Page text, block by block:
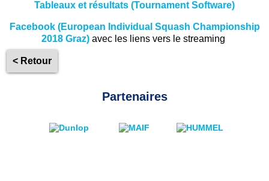
Tableaux et résultats (Tournament Software)
Facebook (European Individual Squash Championship
2018 Graz) avec les liens vers le streaming
< Retour
Partenaires